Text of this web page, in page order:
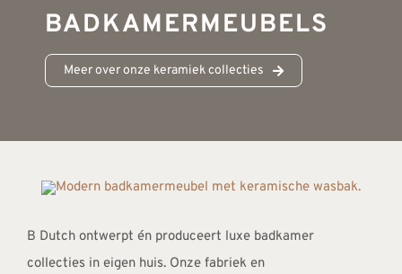
BADKAMERMEUBELS
Meer over onze keramiek collecties
B Dutch ontwerpt én produceert luxe badkamer
collecties in eigen huis. Onze fabriek en